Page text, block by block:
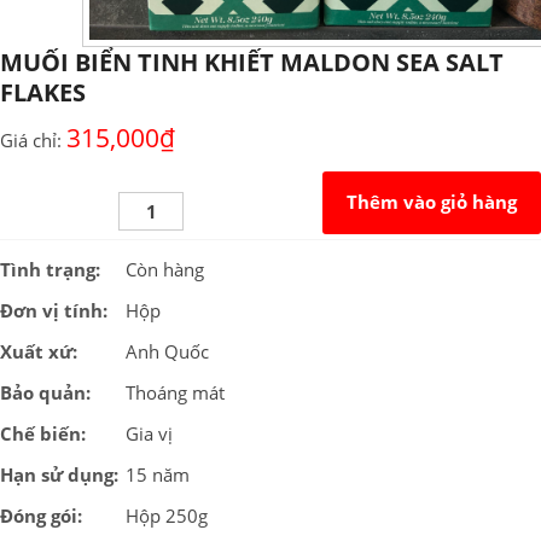
MUỐI BIỂN TINH KHIẾT MALDON SEA SALT
FLAKES
Giá chỉ: 315,000₫
BIỂN
TINH
KHIẾT
MALDON
SEA
FLAKES
số
Thêm vào giỏ hàng
Tình trạng:
Còn hàng
Đơn vị tính:
Hộp
Xuất xứ:
Anh Quốc
Bảo quản:
Thoáng mát
Chế biến:
Gia vị
Hạn sử dụng: 15 năm
Đóng gói:
Hộp 250g